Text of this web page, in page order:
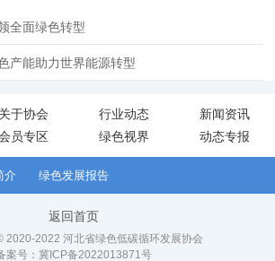
全面绿色转型
产能助力世界能源转型
关于协会 行业动态
新闻资讯
员专区 绿色视界 动态专报
介 绿色发展报告
返回首页
2020-2022 河北省绿色低碳循环发展协会
案号： 冀ICP备2022013871号